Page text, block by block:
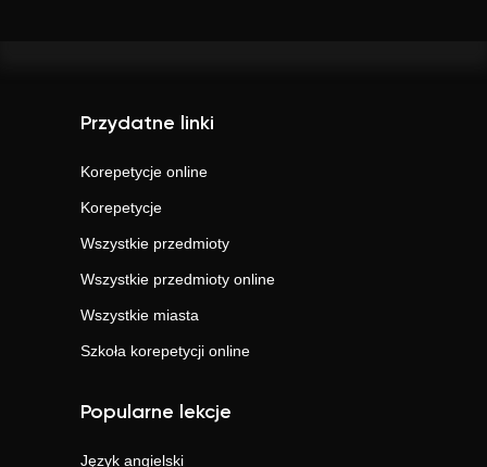
Przydatne linki
Korepetycje online
Korepetycje
Wszystkie przedmioty
Wszystkie przedmioty online
Wszystkie miasta
Szkoła korepetycji online
Popularne lekcje
Język angielski